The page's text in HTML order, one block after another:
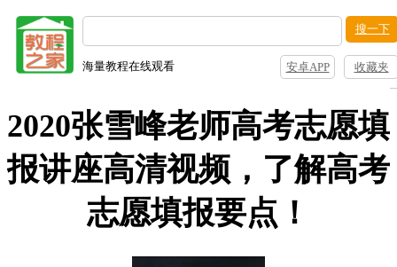
搜一下
海量教程在线观看 收藏夹
安卓APP
2020张雪峰老师高考志愿填
报讲座高清视频，了解高考
志愿填报要点！